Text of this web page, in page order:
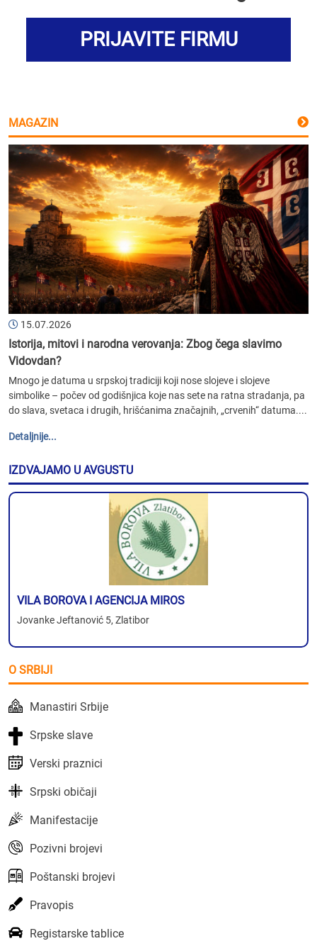
PRIJAVITE FIRMU
MAGAZIN
15.07.2026
Istorija, mitovi i narodna verovanja: Zbog čega slavimo
Vidovdan?
Mnogo je datuma u srpskoj tradiciji koji nose slojeve i slojeve
simbolike – počev od godišnjica koje nas sete na ratna stradanja, pa
do slava, svetaca i drugih, hrišćanima značajnih, „crvenih“ datuma....
Detaljnije...
IZDVAJAMO U AVGUSTU
VILA BOROVA I AGENCIJA MIROS
Jovanke Jeftanović 5, Zlatibor
O SRBIJI
Manastiri Srbije
Srpske slave
Verski praznici
Srpski običaji
Manifestacije
Pozivni brojevi
Poštanski brojevi
Pravopis
Registarske tablice